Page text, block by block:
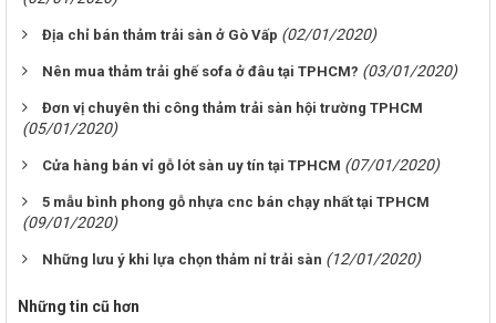
Địa chỉ bán thảm trải sàn ở Gò Vấp (02/01/2020)
Nên mua thảm trải ghế sofa ở đâu tại TPHCM? (03/01/2020)
Đơn vị chuyên thi công thảm trải sàn hội trường TPHCM
(05/01/2020)
Cửa hàng bán vỉ gỗ lót sàn uy tín tại TPHCM (07/01/2020)
5 mẫu bình phong gỗ nhựa cnc bán chạy nhất tại TPHCM
(09/01/2020)
Những lưu ý khi lựa chọn thảm nỉ trải sàn (12/01/2020)
Những tin cũ hơn